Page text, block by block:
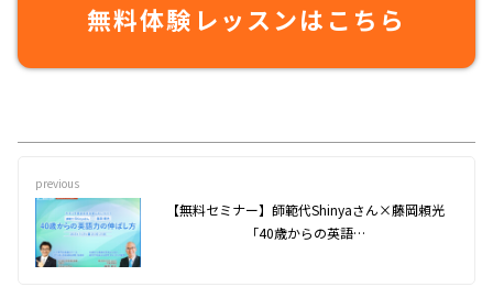
無料体験レッスンはこちら
previous
【無料セミナー】師範代Shinyaさん×藤岡頼光
「40歳からの英語…